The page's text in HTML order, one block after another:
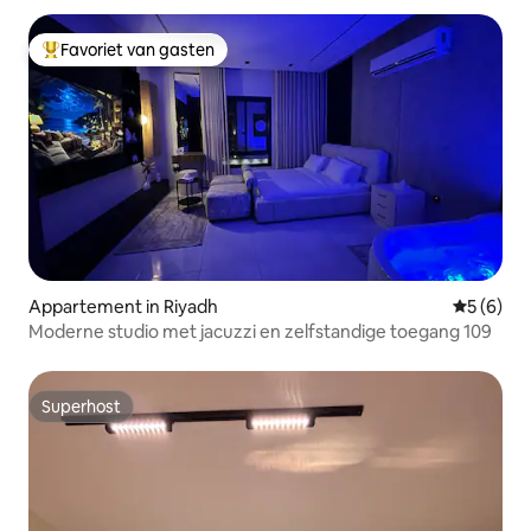
Topfavoriet van gasten
Favoriet van gasten
Appartement in Riyadh
5 (6)
Moderne studio met jacuzzi en zelfstandige toegang 109
Superhost
Superhost